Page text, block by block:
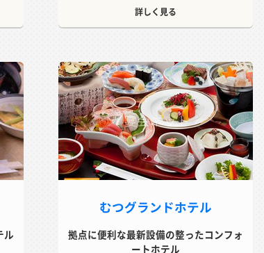
詳しく見る
ル
むつグランドホテル
拠点に便利な最新設備の整ったコンフォ
ートホテル